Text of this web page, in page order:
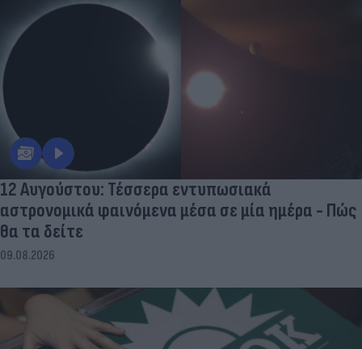
12 Αυγούστου: Τέσσερα εντυπωσιακά
αστρονομικά φαινόμενα μέσα σε μία ημέρα - Πώς
θα τα δείτε
09.08.2026